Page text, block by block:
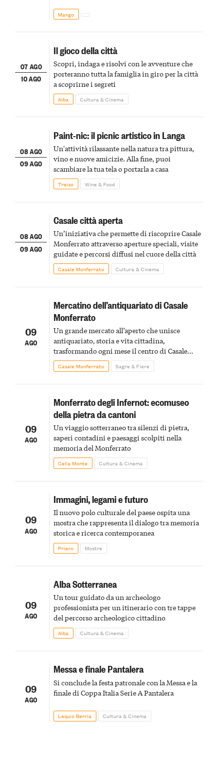
Mango
07 AGO
10 AGO
Il gioco della città
Scopri, indaga e risolvi con le avventure che
porteranno tutta la famiglia in giro per la città
a scoprirne i segreti
Alba Cultura & Cinema
08 AGO
09 AGO
Paint-nic: il picnic artistico in Langa
Un'attività rilassante nella natura tra pittura,
vino e nuove amicizie. Alla fine, puoi
scambiare la tua tela o portarla a casa
Treiso Wine & Food
08 AGO
09 AGO
Casale città aperta
Un’iniziativa che permette di riscoprire Casale
Monferrato attraverso aperture speciali, visite
guidate e percorsi diffusi nel cuore della città
Casale Monferrato Cultura & Cinema
09
AGO
Mercatino dell’antiquariato di Casale
Monferrato
Un grande mercato all’aperto che unisce
antiquariato, storia e vita cittadina,
trasformando ogni mese il centro di Casale
Monferrato in un luogo di scoperta e racconto
Casale Monferrato Sagre & Fiere
09
AGO
Monferrato degli Infernot: ecomuseo
della pietra da cantoni
Un viaggio sotterraneo tra silenzi di pietra,
saperi contadini e paesaggi scolpiti nella
memoria del Monferrato
Cella Monte Cultura & Cinema
09
AGO
Immagini, legami e futuro
Il nuovo polo culturale del paese ospita una
mostra che rappresenta il dialogo tra memoria
storica e ricerca contemporanea
Priero Mostre
09
AGO
Alba Sotterranea
Un tour guidato da un archeologo
professionista per un itinerario con tre tappe
del percorso archeologico cittadino
Alba Cultura & Cinema
09
AGO
Messa e finale Pantalera
Si conclude la festa patronale con la Messa e la
finale di Coppa Italia Serie A Pantalera
Lequio Berria Cultura & Cinema